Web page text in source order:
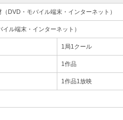
DVD・モバイル端末・インターネット）
ル端末・インターネット）
1局1クール
1作品
1作品1放映